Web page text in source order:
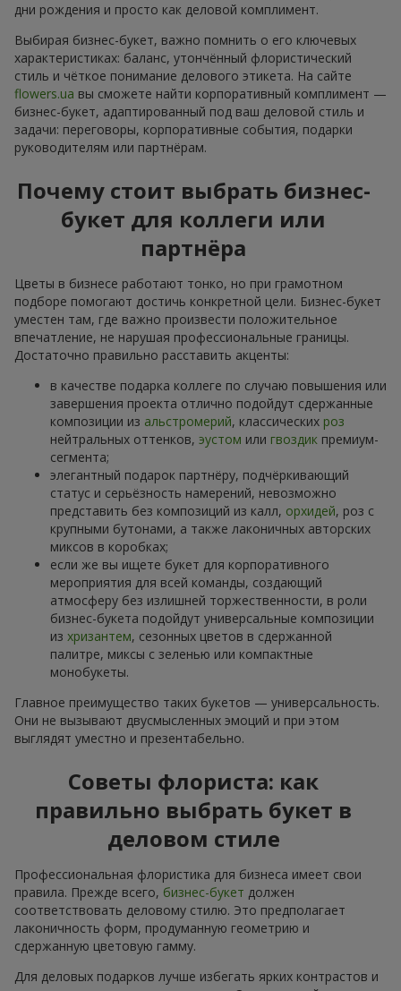
дни рождения и просто как деловой комплимент.
Выбирая бизнес-букет, важно помнить о его ключевых
характеристиках: баланс, утончённый флористический
стиль и чёткое понимание делового этикета. На сайте
flowers.ua вы сможете найти корпоративный комплимент —
бизнес-букет, адаптированный под ваш деловой стиль и
задачи: переговоры, корпоративные события, подарки
руководителям или партнёрам.
Почему стоит выбрать бизнес-
букет для коллеги или
партнёра
Цветы в бизнесе работают тонко, но при грамотном
подборе помогают достичь конкретной цели. Бизнес-букет
уместен там, где важно произвести положительное
впечатление, не нарушая профессиональные границы.
Достаточно правильно расставить акценты:
в качестве подарка коллеге по случаю повышения или
завершения проекта отлично подойдут сдержанные
композиции из альстромерий, классических роз
нейтральных оттенков, эустом или гвоздик премиум-
сегмента;
элегантный подарок партнёру, подчёркивающий
статус и серьёзность намерений, невозможно
представить без композиций из калл, орхидей, роз с
крупными бутонами, а также лаконичных авторских
миксов в коробках;
если же вы ищете букет для корпоративного
мероприятия для всей команды, создающий
атмосферу без излишней торжественности, в роли
бизнес-букета подойдут универсальные композиции
из хризантем, сезонных цветов в сдержанной
палитре, миксы с зеленью или компактные
монобукеты.
Главное преимущество таких букетов — универсальность.
Они не вызывают двусмысленных эмоций и при этом
выглядят уместно и презентабельно.
Советы флориста: как
правильно выбрать букет в
деловом стиле
Профессиональная флористика для бизнеса имеет свои
правила. Прежде всего, бизнес-букет должен
соответствовать деловому стилю. Это предполагает
лаконичность форм, продуманную геометрию и
сдержанную цветовую гамму.
Для деловых подарков лучше избегать ярких контрастов и